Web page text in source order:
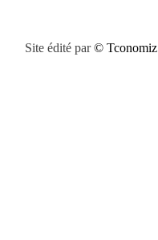
Site édité par© Tconomiz